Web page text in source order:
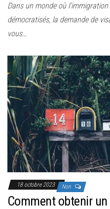
Dans un monde où
démocratisés, la demande de
vous…
18 octobre 2023 Non
Comment obtenir